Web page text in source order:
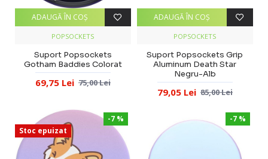
POPSOCKETS
Suport Popsockets
Gotham Baddies Colorat
69,75 Lei 75,00 Lei
ADAUGĂ ÎN COŞ
POPSOCKETS
Suport Popsockets Grip
Aluminum Death Star
Negru-Alb
79,05 Lei 85,00 Lei
ADAUGĂ ÎN COŞ
-7 %
Stoc epuizat
-7 %